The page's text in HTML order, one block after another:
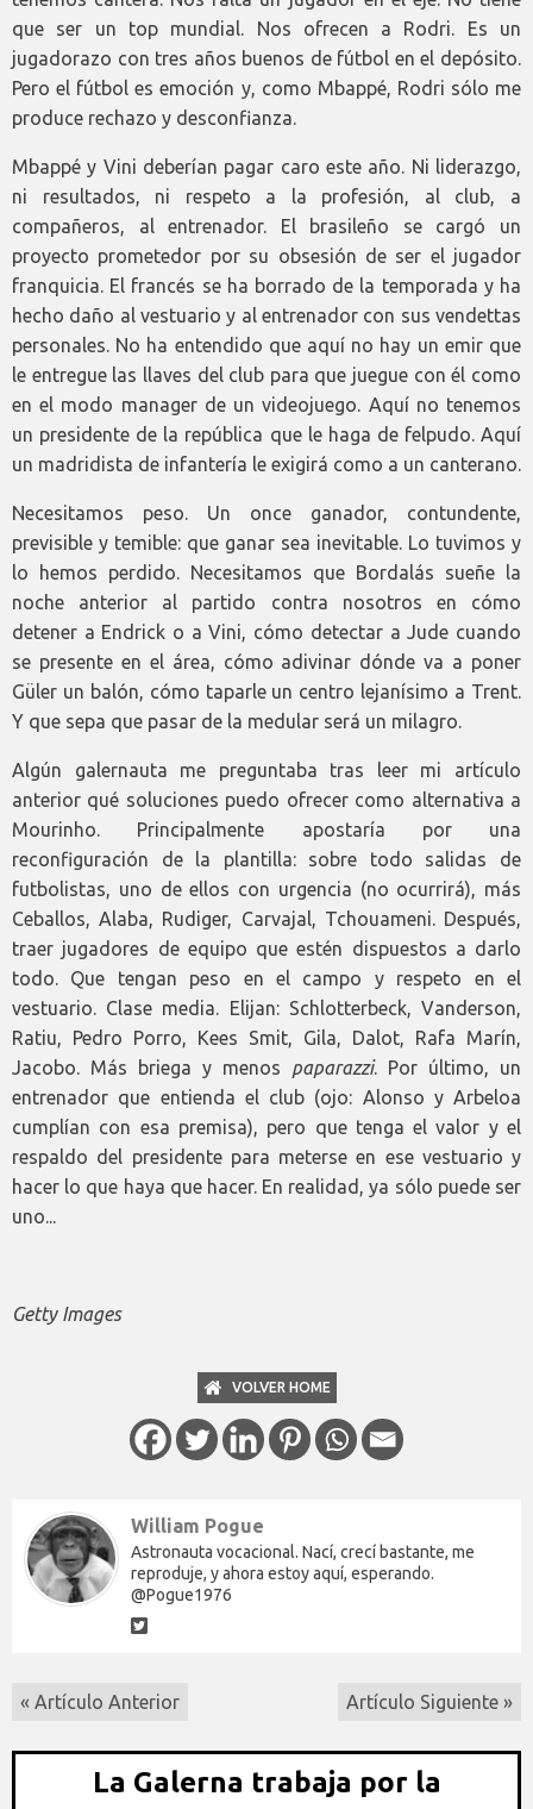
que ser un top mundial. Nos ofrecen a Rodri. Es un
jugadorazo con tres años buenos de fútbol en el depósito.
Pero el fútbol es emoción y, como Mbappé, Rodri sólo me
produce rechazo y desconfianza.
Mbappé y Vini deberían pagar caro este año. Ni liderazgo,
ni resultados, ni respeto a la profesión, al club, a
compañeros, al entrenador. El brasileño se cargó un
proyecto prometedor por su obsesión de ser el jugador
franquicia. El francés se ha borrado de la temporada y ha
hecho daño al vestuario y al entrenador con sus vendettas
personales. No ha entendido que aquí no hay un emir que
le entregue las llaves del club para que juegue con él como
en el modo manager de un videojuego. Aquí no tenemos
un presidente de la república que le haga de felpudo. Aquí
un madridista de infantería le exigirá como a un canterano.
Necesitamos peso. Un once ganador, contundente,
previsible y temible: que ganar sea inevitable. Lo tuvimos y
lo hemos perdido. Necesitamos que Bordalás sueñe la
noche anterior al partido contra nosotros en cómo
detener a Endrick o a Vini, cómo detectar a Jude cuando
se presente en el área, cómo adivinar dónde va a poner
Güler un balón, cómo taparle un centro lejanísimo a Trent.
Y que sepa que pasar de la medular será un milagro.
Algún galernauta me preguntaba tras leer mi artículo
anterior qué soluciones puedo ofrecer como alternativa a
Mourinho. Principalmente apostaría por una
reconfiguración de la plantilla: sobre todo salidas de
futbolistas, uno de ellos con urgencia (no ocurrirá), más
Ceballos, Alaba, Rudiger, Carvajal, Tchouameni. Después,
traer jugadores de equipo que estén dispuestos a darlo
todo. Que tengan peso en el campo y respeto en el
vestuario. Clase media. Elijan: Schlotterbeck, Vanderson,
Ratiu, Pedro Porro, Kees Smit, Gila, Dalot, Rafa Marín,
Jacobo. Más briega y menos paparazzi. Por último, un
entrenador que entienda el club (ojo: Alonso y Arbeloa
cumplían con esa premisa), pero que tenga el valor y el
respaldo del presidente para meterse en ese vestuario y
hacer lo que haya que hacer. En realidad, ya sólo puede ser
uno...
Getty Images
VOLVER HOME
William Pogue
Astronauta vocacional. Nací, crecí bastante, me
reproduje, y ahora estoy aquí, esperando.
@Pogue1976
« Artículo Anterior Artículo Siguiente »
La Galerna trabaja por la